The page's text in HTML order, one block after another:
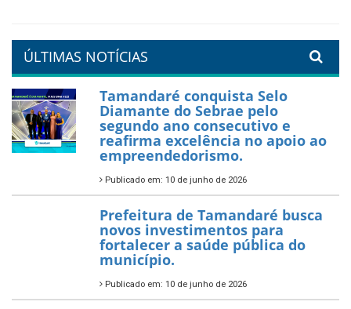
ÚLTIMAS NOTÍCIAS
Tamandaré conquista Selo
Diamante do Sebrae pelo
segundo ano consecutivo e
reafirma excelência no apoio ao
empreendedorismo.
Publicado em: 10 de junho de 2026
Prefeitura de Tamandaré busca
novos investimentos para
fortalecer a saúde pública do
município.
Publicado em: 10 de junho de 2026